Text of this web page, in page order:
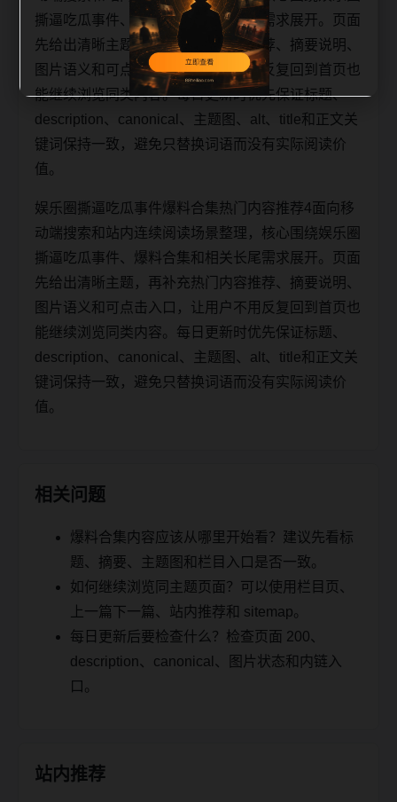
撕逼吃瓜事件、爆料合集和相关长尾需求展开。页面
先给出清晰主题，再补充热门内容推荐、摘要说明、
图片语义和可点击入口，让用户不用反复回到首页也
能继续浏览同类内容。每日更新时优先保证标题、
description、canonical、主题图、alt、title和正文关
键词保持一致，避免只替换词语而没有实际阅读价
值。
娱乐圈撕逼吃瓜事件爆料合集热门内容推荐4面向移
动端搜索和站内连续阅读场景整理，核心围绕娱乐圈
撕逼吃瓜事件、爆料合集和相关长尾需求展开。页面
先给出清晰主题，再补充热门内容推荐、摘要说明、
图片语义和可点击入口，让用户不用反复回到首页也
能继续浏览同类内容。每日更新时优先保证标题、
description、canonical、主题图、alt、title和正文关
键词保持一致，避免只替换词语而没有实际阅读价
值。
相关问题
爆料合集内容应该从哪里开始看？建议先看标
题、摘要、主题图和栏目入口是否一致。
如何继续浏览同主题页面？可以使用栏目页、
上一篇下一篇、站内推荐和 sitemap。
每日更新后要检查什么？检查页面 200、
description、canonical、图片状态和内链入
口。
站内推荐